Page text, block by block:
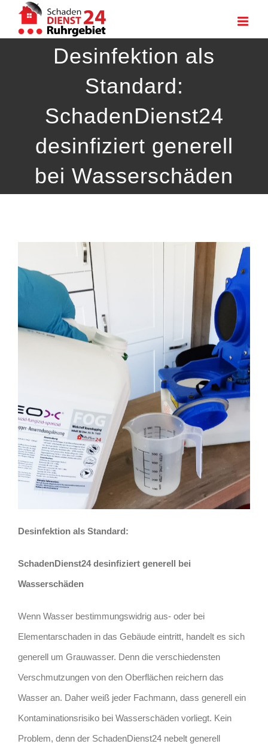
Inhalt
Desinfektion als
Standard:
SchadenDienst24
desinfiziert generell
bei Wasserschäden
Desinfektion als Standard:
SchadenDienst24 desinfiziert generell bei
Wasserschäden
Wenn Wasser bestimmungswidrig aus- oder bei
Elementarschaden in das Gebäude eintritt, handelt es sich
generell um Grauwasser. Denn die verschiedensten
Verschmutzungen von den Oberflächen reichern das
Wasser an. Daher weiß jeder Fachmann, dass generell ein
Kontaminationsrisiko bei Wasserschäden vorliegt. Kein
Problem, denn der SchadenDienst24 nebelt generell